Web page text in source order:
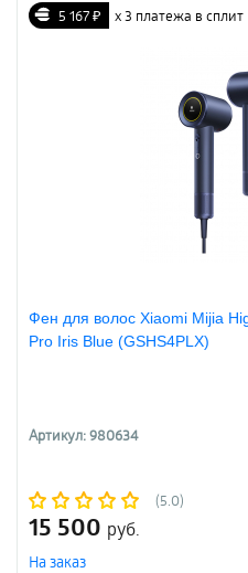
5 167 ₽ х 3 платежа в сплит
Фен для волос Xiaomi Mijia
Pro Iris Blue (GSHS4PLX)
Артикул: 980634
(5.0)
15 500 руб.
На заказ